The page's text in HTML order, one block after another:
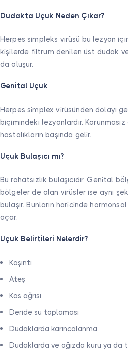
Dudakta Uçuk Neden Çıkar?
Herpes simpleks virüsü bu lezyon
kişilerde filtrum denilen üst dudak
da oluşur.
Genital Uçuk
Herpes simplex virüsünden dolayı
biçimindeki lezyonlardır.
hastalıkların başında gelir.
Uçuk Bulaşıcı mı?
Bu rahatsızlık bulaşıcıdır. Genital
bölgeler de olan virüsler ise aynı
bulaşır. Bunların haricinde
açar.
Uçuk Belirtileri Nelerdir?
Kaşıntı
Ateş
Kas ağrısı
Deride su toplaması
Dudaklarda karıncalanma
Dudaklarda ve ağızda kuru ya da